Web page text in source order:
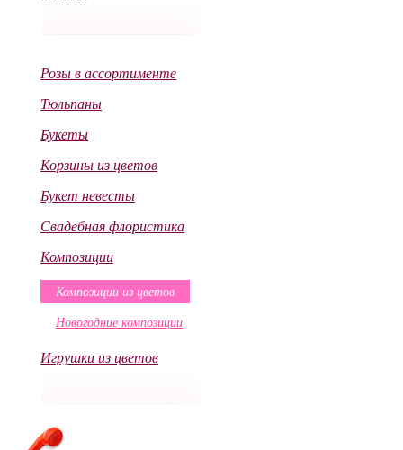
Розы в ассортименте
Тюльпаны
Букеты
Корзины из цветов
Букет невесты
Свадебная флористика
Композиции
Композиции из цветов
Новогодние композиции
Игрушки из цветов